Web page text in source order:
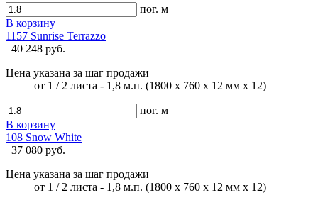
пог. м
В корзину
1157 Sunrise Terrazzo
40 248 руб.
Цена указана за шаг продажи
от 1 / 2 листа - 1,8 м.п. (1800 х 760 х 12 мм х 12)
пог. м
В корзину
108 Snow White
37 080 руб.
Цена указана за шаг продажи
от 1 / 2 листа - 1,8 м.п. (1800 х 760 х 12 мм х 12)